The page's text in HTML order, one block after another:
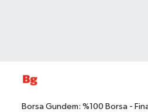
Borsa Gundem: %100 Borsa -